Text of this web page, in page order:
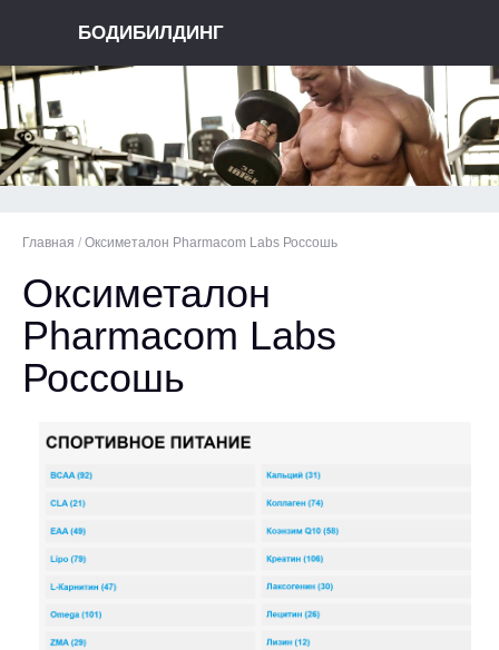
БОДИБИЛДИНГ
Главная / Оксиметалон Pharmacom Labs Россошь
Оксиметалон
Pharmacom Labs
Россошь